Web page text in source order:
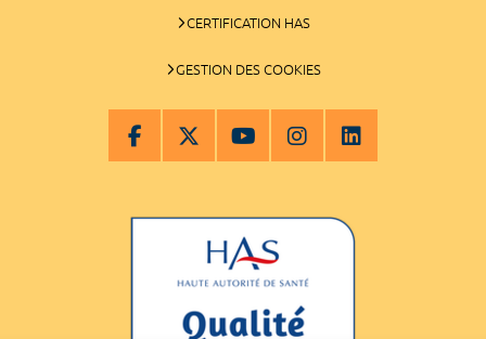
CERTIFICATION HAS
GESTION DES COOKIES